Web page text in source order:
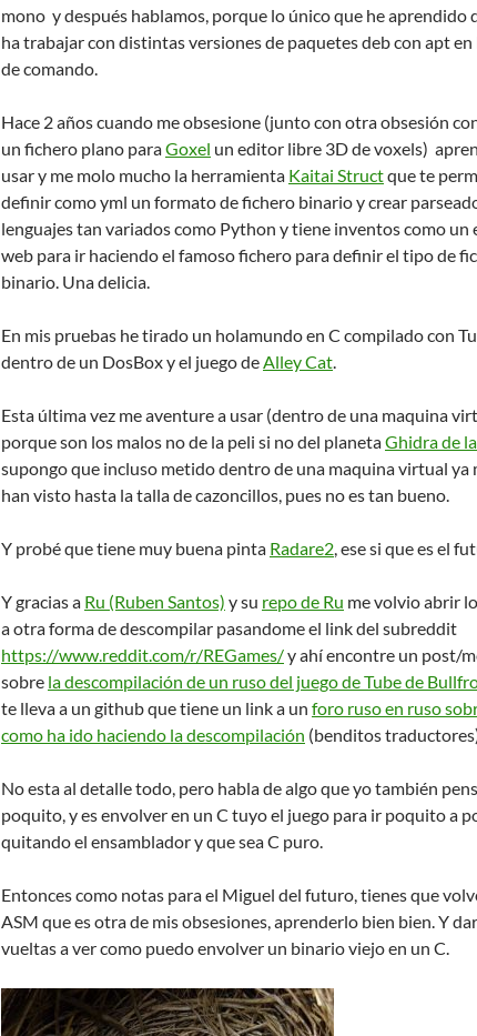
mono y después hablamos, porque lo único que he aprendido
ha trabajar con distintas versiones de paquetes deb con apt en
de comando.
Hace 2 años cuando me obsesione (junto con otra obsesión
un fichero plano paraGoxel un editor libre 3D de voxels)
usar y me molo mucho la herramienta Kaitai Structque te
definir como yml un formato de fichero binario y crear
lenguajes tan variados como Python y tiene inventos como un
web para ir haciendo el famoso fichero para definir el tipo de
binario. Una delicia.
En mis pruebas he tirado un holamundo en C compilado con
dentro de un DosBox y el juego deAlley Cat.
Esta última vez me aventure a usar (dentro de una maquina
porque son los malos no de la peli si no del planetaGhidra de
supongo que incluso metido dentro de una maquina virtual ya
han visto hasta la talla de cazoncillos, pues no es tan bueno.
Y probé que tiene muy buena pinta Radare2, ese si que es el
Y gracias a Ru (Ruben Santos) y su repo de Ru me volvio abrir
a otra forma de descompilar pasandome el link del subreddit
https://www.reddit.com/r/REGames/y ahí encontre un post/
sobre la descompilación de un ruso del juego de Tube de
te lleva a un github que tiene un link a un foro ruso en ruso
como ha ido haciendo la descompilación (benditos
No esta al detalle todo, pero habla de algo que yo también
poquito, y es envolver en un C tuyo el juego para ir poquito a
quitando el ensamblador y que sea C puro.
Entonces como notas para el Miguel del futuro, tienes que
ASM que es otra de mis obsesiones, aprenderlo bien bien. Y
vueltas a ver como puedo envolver un binario viejo en un C.